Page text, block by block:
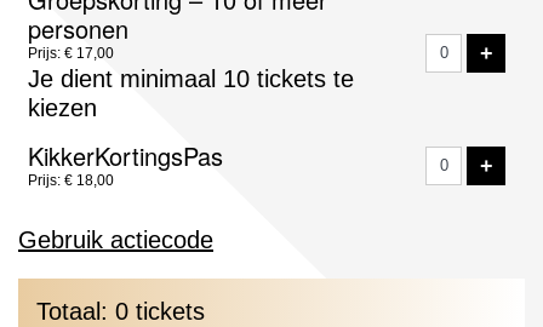
personen
Prijs: € 17,00
Je dient minimaal 10 tickets te
kiezen
+
KikkerKortingsPas
Prijs: € 18,00
+
Gebruik actiecode
Totaal: 0 tickets